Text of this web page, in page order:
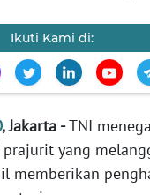
Ikuti Kami di:
, Jakarta -TNI
yang
memberikan